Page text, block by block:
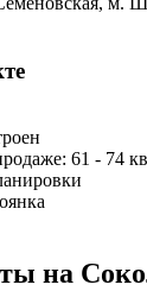
61 - 74
на